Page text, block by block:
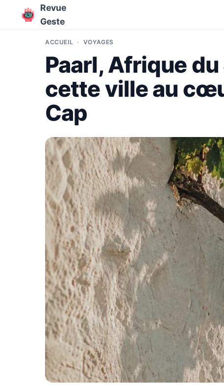
Revue
Geste
ACCUEIL VOYAGES
Paarl, Afrique
cette ville au
Cap